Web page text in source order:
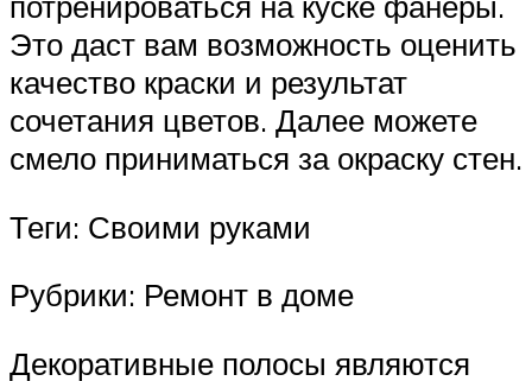
Это даст вам возможность оценить
качество краски и результат
сочетания цветов. Далее можете
смело приниматься за окраску стен.
Теги: Своими руками
Рубрики: Ремонт в доме
Декоративные полосы являются